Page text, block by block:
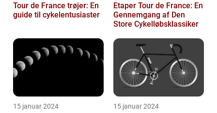
Tour de France trøjer: En
guide til cykelentusiaster
Etaper Tour de France: En
Gennemgang af Den
Store Cykelløbsklassiker
15 januar 2024 15 januar 2024